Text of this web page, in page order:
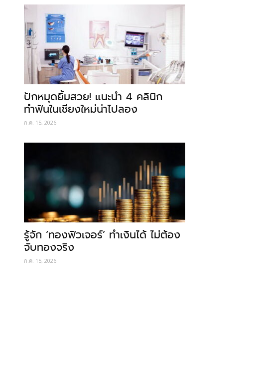
ปักหมุดยิ้มสวย! แนะนำ 4 คลินิก
ทำฟันในเชียงใหม่น่าไปลอง
ก.ค. 15, 2026
รู้จัก ‘ทองฟิวเจอร์’ ทำเงินได้ ไม่ต้อง
จับทองจริง
ก.ค. 15, 2026